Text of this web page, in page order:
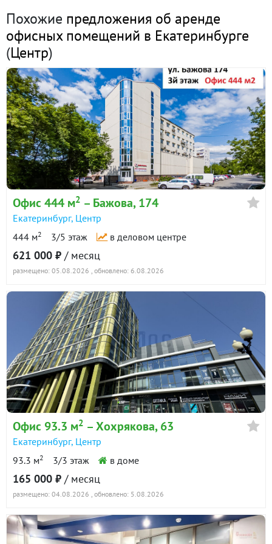
Показать всю историю: 23 предложения →
Похожие предложения об аренде
офисных помещений в Екатеринбурге
(Центр)
Офис 444 м2 – Бажова, 174
Екатеринбург, Центр
444 м2 3/5 этаж в деловом центре
621 000 ₽ / месяц
размещено: 05.08.2026 , обновлено: 6.08.2026
Офис 93.3 м2 – Хохрякова, 63
Екатеринбург, Центр
93.3 м2 3/3 этаж в доме
165 000 ₽ / месяц
размещено: 04.08.2026 , обновлено: 5.08.2026